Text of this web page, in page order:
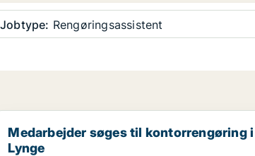
Jobtype: Rengøringsassistent
søges til kontorrengøring i Lynge
Medarbejder søges til kontorrengøring i
Lynge